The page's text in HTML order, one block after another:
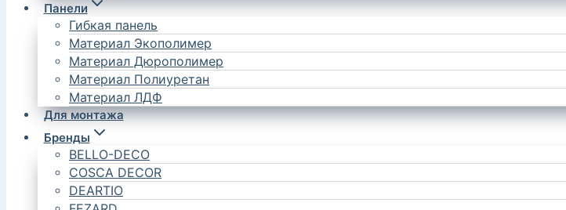
Панели
Гибкая панель
Материал Экополимер
Материал Дюрополимер
Материал Полиуретан
Материал ЛДФ
Для монтажа
Бренды
BELLO-DECO
COSCA DECOR
DEARTIO